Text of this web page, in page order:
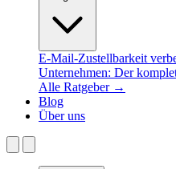
E-Mail-Zustellbarkeit
Unternehmen: Der
Alle Ratgeber →
Blog
Über uns